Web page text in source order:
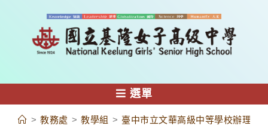
容
選單
> 教務處 > 教學組 > 臺中市立文華高級中等學校辦理